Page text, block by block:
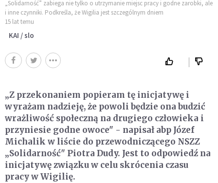
„Solidarność” zabiega nie tylko o utrzymanie miejsc pracy i godne zarobki, ale
i inne czynniki. Podkreśla, że Wigilia jest szczególnym dniem
15 lat temu
KAI / slo
„Z przekonaniem popieram tę inicjatywę i
wyrażam nadzieję, że powoli będzie ona budzić
wrażliwość społeczną na drugiego człowieka i
przyniesie godne owoce" - napisał abp Józef
Michalik w liście do przewodniczącego NSZZ
„Solidarność" Piotra Dudy. Jest to odpowiedź na
inicjatywę związku w celu skrócenia czasu
pracy w Wigilię.